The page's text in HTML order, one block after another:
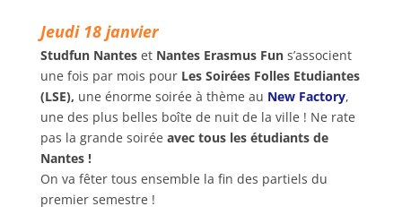
Jeudi 18 janvier
Studfun Nanteset Nantes Erasmus Funs’associent
une fois par mois pour Les Soirées Folles Etudiantes
(LSE), une énorme soirée à thème au New Factory,
une des plus belles boîte de nuit de la ville ! Ne rate
pas la grande soirée avec tous les étudiants de
Nantes !
On va fêter tous ensemble la fin des partiels du
premier semestre !